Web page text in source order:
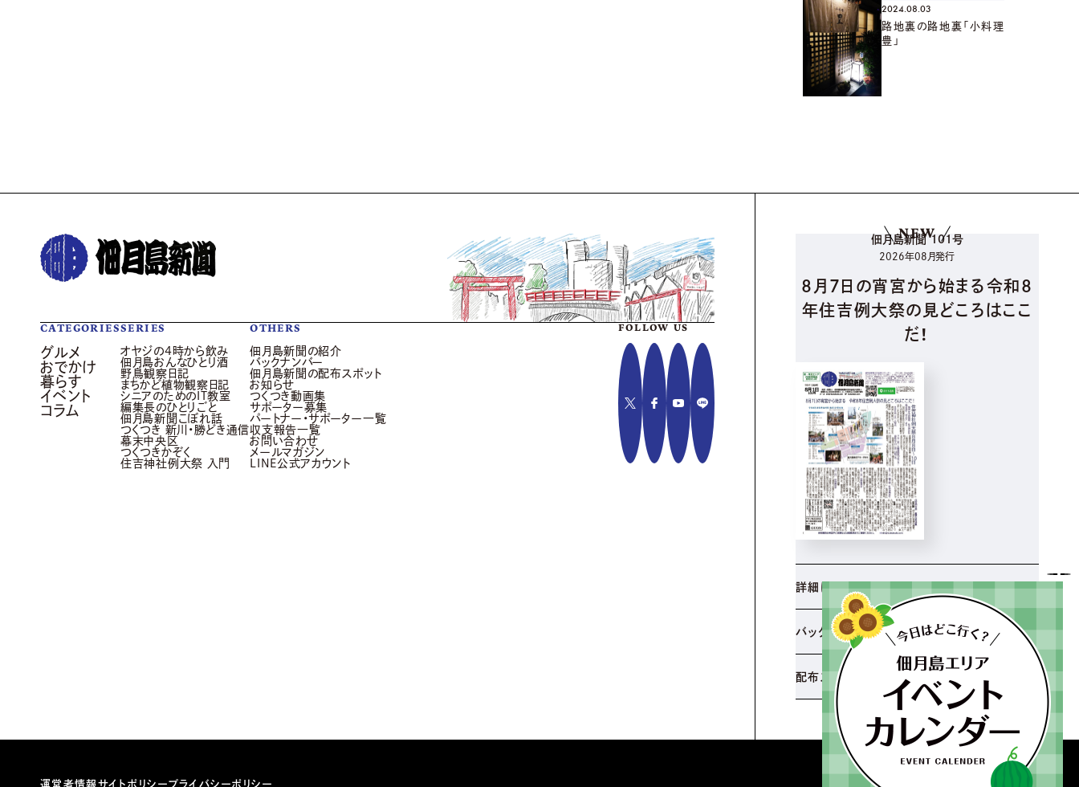
2024.08.03
路地裏の路地裏「小料理
豊」
CATEGORIES
グルメ
おでかけ
暮らす
イベント
コラム
SERIES
オヤジの4時から飲み
佃月島おんなひとり酒
野鳥観察日記
まちかど植物観察日記
シニアのためのIT教室
編集長のひとりごと
佃月島新聞こぼれ話
つくつき 新川・勝どき通信
幕末中央区
つくつきかぞく
住吉神社例大祭 入門
OTHERS
佃月島新聞の紹介
バックナンバー
佃月島新聞の配布スポット
お知らせ
つくつき動画集
サポーター募集
パートナー・サポーター一覧
収支報告一覧
お問い合わせ
メールマガジン
LINE公式アカウント
FOLLOW US
NEW
佃月島新聞 101号
2026年08月発行
8月7日の宵宮から始まる令和8
年住吉例大祭の見どころはここ
だ！
詳細はこちら
バックナンバー
配布スポット
運営者情報サイトポリシープライバシーポリシー